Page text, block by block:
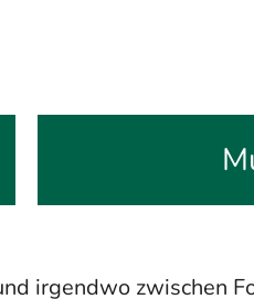
irgendwo zwischen